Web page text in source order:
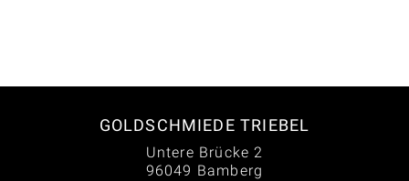
GOLDSCHMIEDE TRIEBEL
Untere Brücke 2
96049 Bamberg